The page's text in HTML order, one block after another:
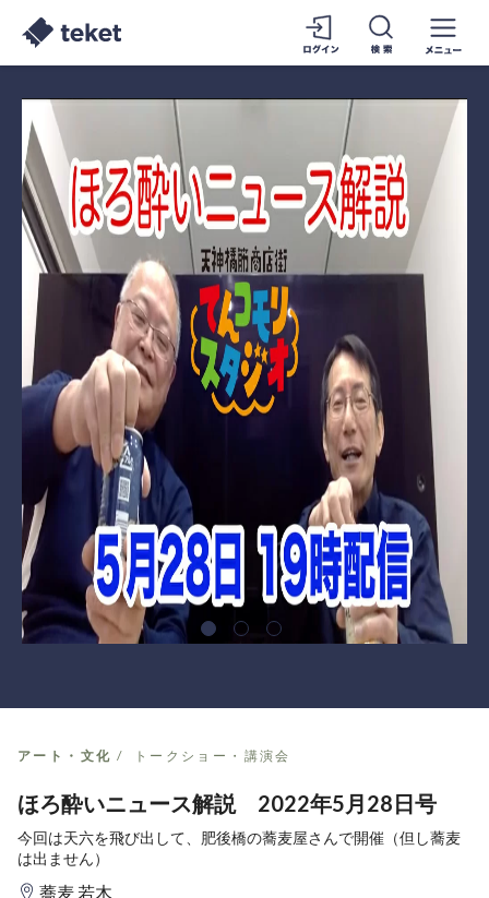
アート・文化 トークショー・講演会
ほろ酔いニュース解説 2022年5月28日号
今回は天六を飛び出して、肥後橋の蕎麦屋さんで開催（但し蕎麦
は出ません）
蕎麦 若木